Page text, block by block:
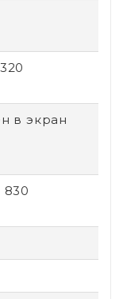
в экран
830